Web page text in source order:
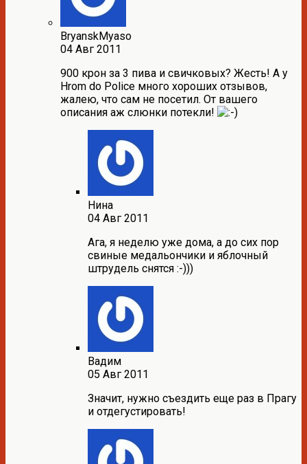
BryanskMyaso
04 Авг 2011
900 крон за 3 пива и свичковых? Жесть! А у
Hrom do Police много хороших отзывов,
жалею, что сам не посетил. От вашего
описания аж слюнки потекли!
Нина
04 Авг 2011
Ага, я неделю уже дома, а до сих пор
свиные медальончики и яблочный
штрудель снятся :-)))
Вадим
05 Авг 2011
Значит, нужно съездить еще раз в Прагу
и отдегустировать!